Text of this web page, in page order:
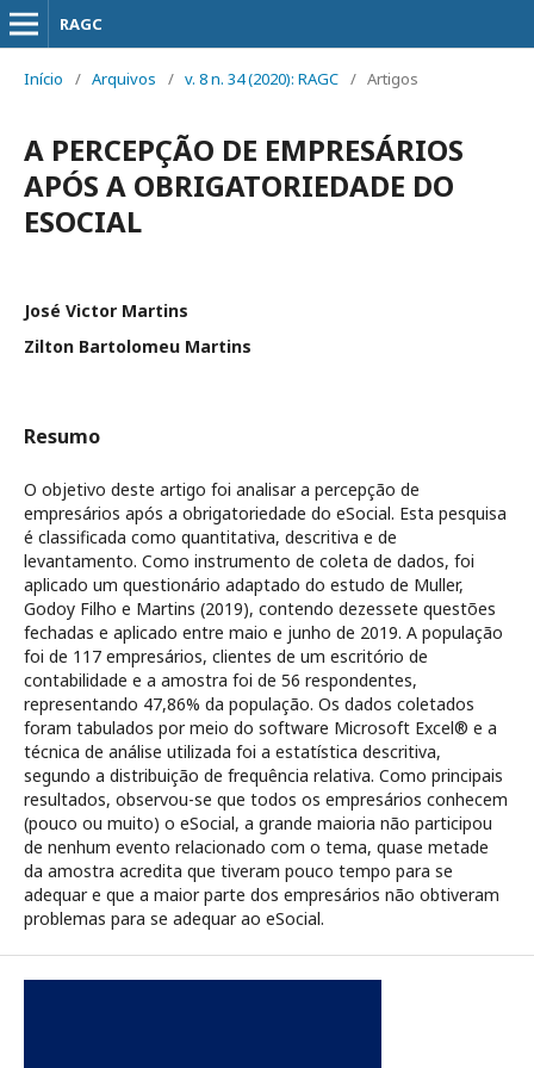
RAGC
Início / Arquivos / v. 8 n. 34 (2020): RAGC / Artigos
A PERCEPÇÃO DE EMPRESÁRIOS
APÓS A OBRIGATORIEDADE DO
ESOCIAL
José Victor Martins
Zilton Bartolomeu Martins
Resumo
O objetivo deste artigo foi analisar a percepção de
empresários após a obrigatoriedade do eSocial. Esta pesquisa
é classificada como quantitativa, descritiva e de
levantamento. Como instrumento de coleta de dados, foi
aplicado um questionário adaptado do estudo de Muller,
Godoy Filho e Martins (2019), contendo dezessete questões
fechadas e aplicado entre maio e junho de 2019. A população
foi de 117 empresários, clientes de um escritório de
contabilidade e a amostra foi de 56 respondentes,
representando 47,86% da população. Os dados coletados
foram tabulados por meio do software Microsoft Excel® e a
técnica de análise utilizada foi a estatística descritiva,
segundo a distribuição de frequência relativa. Como principais
resultados, observou-se que todos os empresários conhecem
(pouco ou muito) o eSocial, a grande maioria não participou
de nenhum evento relacionado com o tema, quase metade
da amostra acredita que tiveram pouco tempo para se
adequar e que a maior parte dos empresários não obtiveram
problemas para se adequar ao eSocial.